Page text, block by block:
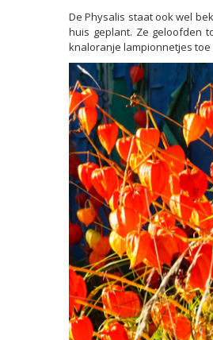
De Physalis staat ook wel
huis geplant. Ze geloofden
knaloranje lampionnetjes